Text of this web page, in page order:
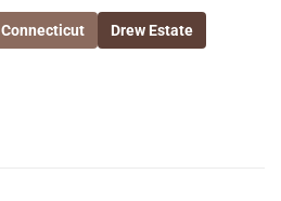
Connecticut Drew Estate